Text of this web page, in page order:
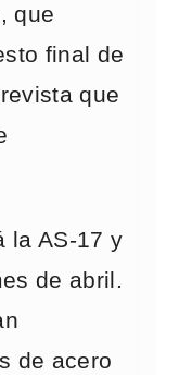
que
final de
que
la AS-17 y
de abril.
de acero